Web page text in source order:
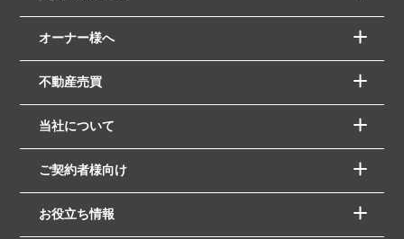
オーナー様へ
不動産売買
当社について
ご契約者様向け
お役立ち情報